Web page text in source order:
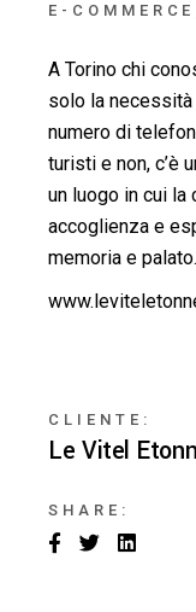
E-COMMERCE
A Torino chi
solo la
numero di
turisti e non, c’è
un luogo in cui la
accoglienza e
memoria e palato.
CLIENTE:
Le Vitel
SHARE: